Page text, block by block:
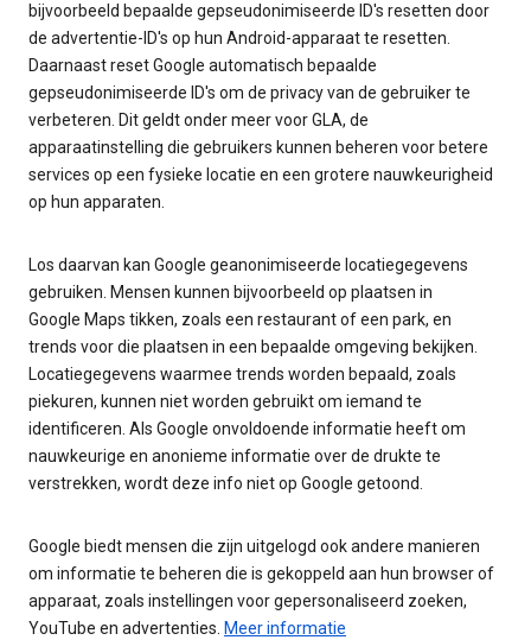
bijvoorbeeld bepaalde gepseudonimiseerde ID's resetten door
de advertentie-ID's op hun Android-apparaat te resetten.
Daarnaast reset Google automatisch bepaalde
gepseudonimiseerde ID's om de privacy van de gebruiker te
verbeteren. Dit geldt onder meer voor GLA, de
apparaatinstelling die gebruikers kunnen beheren voor betere
services op een fysieke locatie en een grotere nauwkeurigheid
op hun apparaten.
Los daarvan kan Google geanonimiseerde locatiegegevens
gebruiken. Mensen kunnen bijvoorbeeld op plaatsen in
Google Maps tikken, zoals een restaurant of een park, en
trends voor die plaatsen in een bepaalde omgeving bekijken.
Locatiegegevens waarmee trends worden bepaald, zoals
piekuren, kunnen niet worden gebruikt om iemand te
identificeren. Als Google onvoldoende informatie heeft om
nauwkeurige en anonieme informatie over de drukte te
verstrekken, wordt deze info niet op Google getoond.
Google biedt mensen die zijn uitgelogd ook andere manieren
om informatie te beheren die is gekoppeld aan hun browser of
apparaat, zoals instellingen voor gepersonaliseerd zoeken,
YouTube en advertenties. Meer informatie